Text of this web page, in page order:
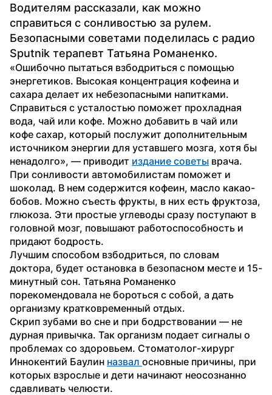
Водителям рассказали, как можно
справиться с сонливостью за рулем.
Безопасными советами поделилась с радио
Sputnik терапевт Татьяна Романенко.
«Ошибочно пытаться взбодриться с помощью
энергетиков. Высокая концентрация кофеина и
сахара делает их небезопасными напитками.
Справиться с усталостью поможет прохладная
вода, чай или кофе. Можно добавить в чай или
кофе сахар, который послужит дополнительным
источником энергии для уставшего мозга, хотя бы
ненадолго», — приводит издание советы врача.
При сонливости автомобилистам поможет и
шоколад. В нем содержится кофеин, масло какао-
бобов. Можно съесть фрукты, в них есть фруктоза,
глюкоза. Эти простые углеводы сразу поступают в
головной мозг, повышают работоспособность и
придают бодрость.
Лучшим способом взбодриться, по словам
доктора, будет остановка в безопасном месте и 15-
минутный сон. Татьяна Романенко
порекомендовала не бороться с собой, а дать
организму кратковременный отдых.
Скрип зубами во сне и при бодрствовании — не
дурная привычка. Так организм подает сигналы о
проблемах со здоровьем. Стоматолог-хирург
Иннокентий Баулин назвал основные причины, при
которых взрослые и дети начинают неосознанно
сдавливать челюсти.